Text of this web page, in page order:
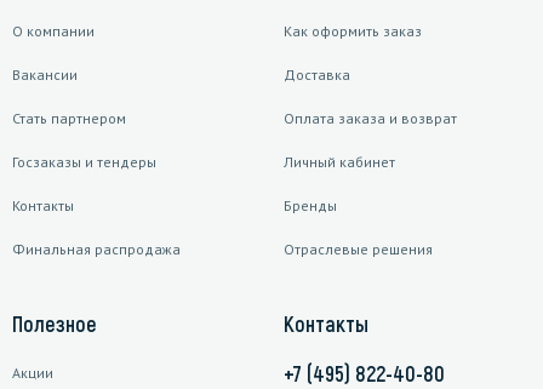
О компании
Вакансии
Стать партнером
Госзаказы и тендеры
Контакты
Финальная распродажа
Как оформить заказ
Доставка
Оплата заказа и возврат
Личный кабинет
Бренды
Отраслевые решения
Полезное
Акции
Контакты
+7 (495) 822-40-80